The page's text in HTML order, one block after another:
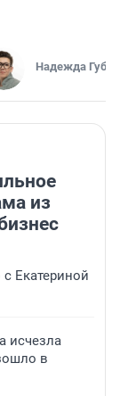
Надежда
из
Екатериной
исчезла
в